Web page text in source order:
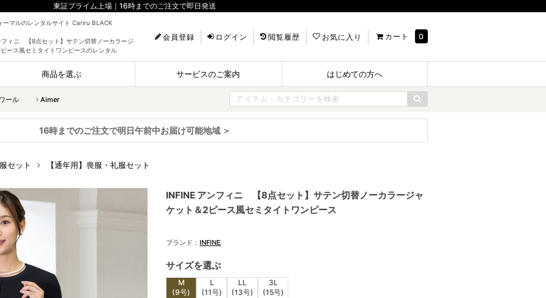
東証プライム上場｜16時までのご注文で即日発送
ーマルのレンタルサイト Cariru BLACK
フィニ 【8点セット】サテン切替ノーカラージ
ース風セミタイトワンピースのレンタル
会員登録 ログイン 閲覧履歴 お気に入り カート 0
商品を選ぶ サービスのご案内 はじめての方へ
ール Aimer
16時までのご注文で明日午前中お届け可能地域 ＞
セット 【通年用】喪服・礼服セット
INFINE アンフィニ 【8点セット】サテン切替ノーカラージャ
ケット＆2ピース風セミタイトワンピース
ブランド： INFINE
サイズを選ぶ
M
(9号)
L
(11号)
LL
(13号)
3L
(15号)